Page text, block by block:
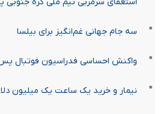
استعفای سرمربی تیم ملی کره
سه جام جهانی غم‌انگیز برای بیلسا
واکنش احساسی فدراسیون فوتبال پس
نیمار و خرید یک ساعت یک میلیون